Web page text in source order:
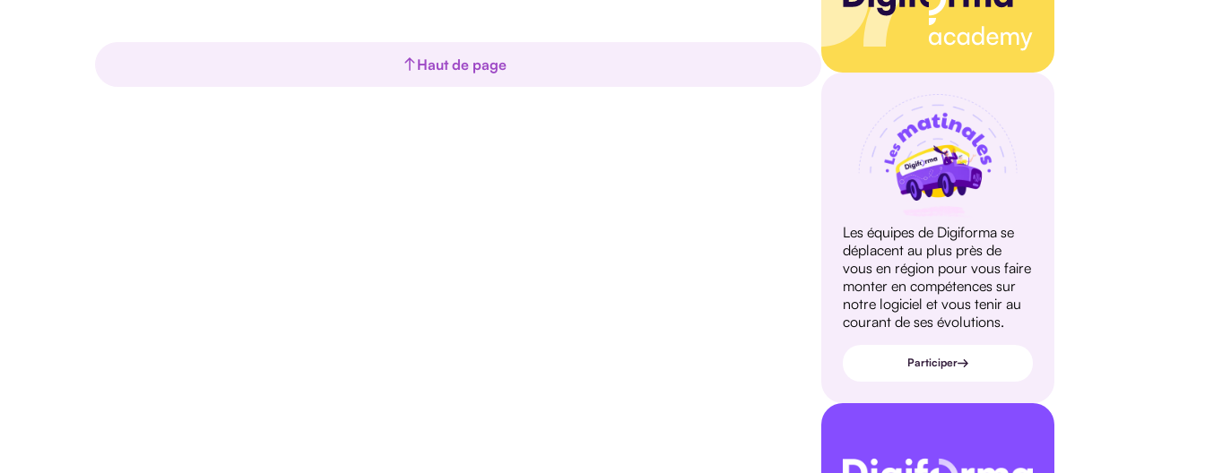
Haut de page
Les équipes de Digiforma se
déplacent au plus près de
vous en région pour vous faire
monter en compétences sur
notre logiciel et vous tenir au
courant de ses évolutions.
Participer